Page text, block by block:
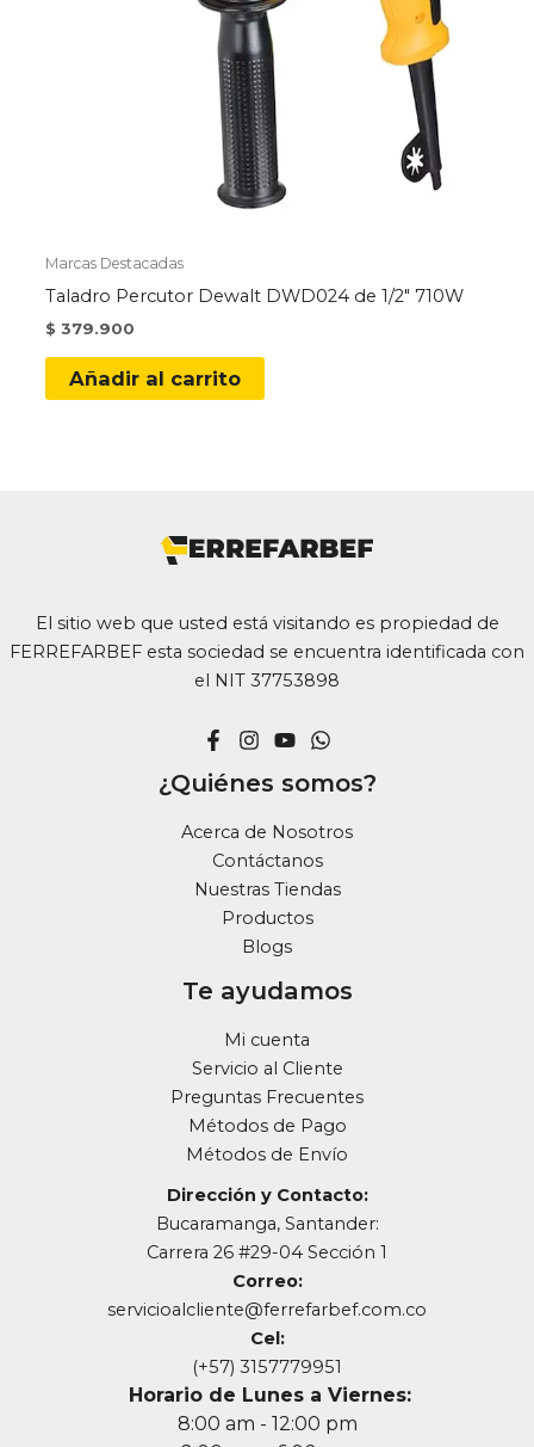
Marcas Destacadas
Taladro Percutor Dewalt DWD024 de 1/2″ 710W
$ 379.900
Añadir al carrito
El sitio web que usted está visitando es propiedad de
FERREFARBEF esta sociedad se encuentra identificada con
el NIT 37753898
¿Quiénes somos?
Acerca de Nosotros
Contáctanos
Nuestras Tiendas
Productos
Blogs
Te ayudamos
Mi cuenta
Servicio al Cliente
Preguntas Frecuentes
Métodos de Pago
Métodos de Envío
Dirección y Contacto:
Bucaramanga, Santander:
Carrera 26 #29-04 Sección 1
Correo:
servicioalcliente@ferrefarbef.com.co
Cel:
(+57) 3157779951
Horario de Lunes a Viernes:
8:00 am - 12:00 pm